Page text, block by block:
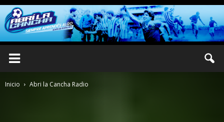
Inicio Abri la Cancha Radio